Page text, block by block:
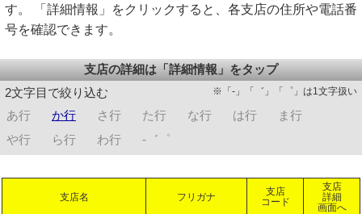
す。 「詳細情報」をクリックすると、各支店の住所や電話番
号を確認できます。
支店の詳細は「詳細情報」をタップ
2文字目で絞り込む
※「-」「゛」「゜」は1文字扱い
あ行 か行 さ行 た行 な行 は行
ま行
や行
ら行 わ行 -゛゜
支店名 フリガナ
支店
コード
支店
詳細
画面へ